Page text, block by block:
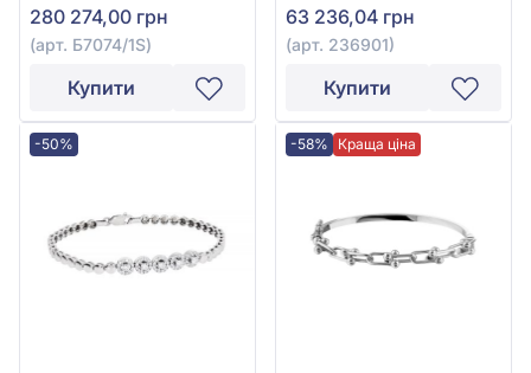
280 274,00 грн
(арт. Б7074/1S)
Купити
63 236,04 грн
(арт. 236901)
Купити
-50% -58% Краща ціна